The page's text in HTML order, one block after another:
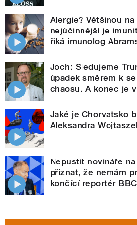
Alergie? Většinou
nejúčinnější je
říká imunolog
Joch: Sledujeme
úpadek směrem k
chaosu. A konec je
Jaké je Chorvatsko
Aleksandra
Nepustit novináře
přiznat, že nemám
končící reportér BBC